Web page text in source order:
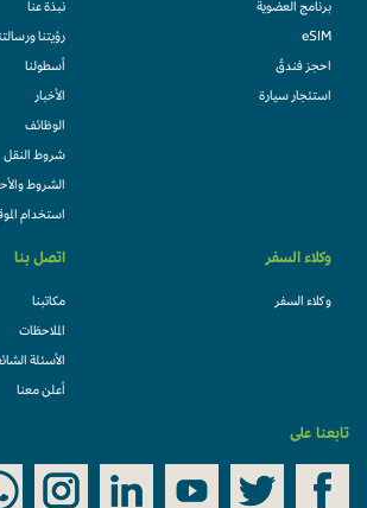
برنامج العضوية
eSIM
احجز فندقً
استئجار سيارة
نبذة عنا
رؤيتنا ورسالتنا
أسطولنا
الأخبار
الوظائف
شروط النقل
الشروط والأحكام
استخدام الموقع
وكلاء السفر
وكلاء السفر
اتصل بنا
مكاتبنا
الملاحظات
الأسئلة الشائعة
أعلن معنا
تابعنا على